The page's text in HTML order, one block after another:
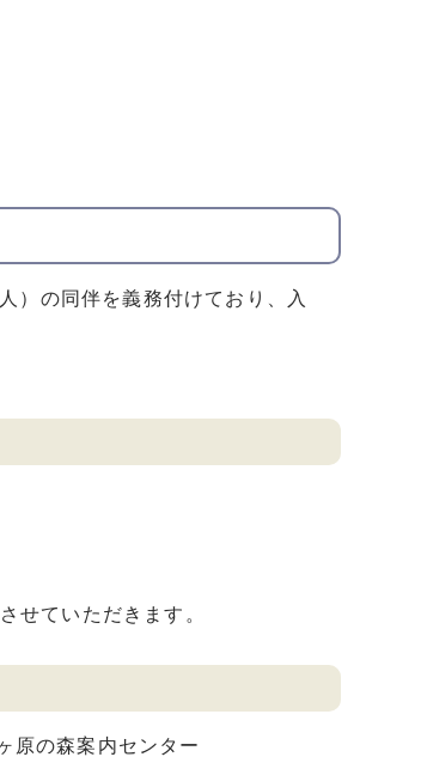
）の同伴を義務付けており、入
せていただきます。
原の森案内センター